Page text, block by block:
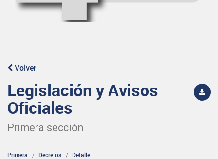
Volver
Legislación y Avisos
Oficiales
Primera sección
Primera Decretos Detalle